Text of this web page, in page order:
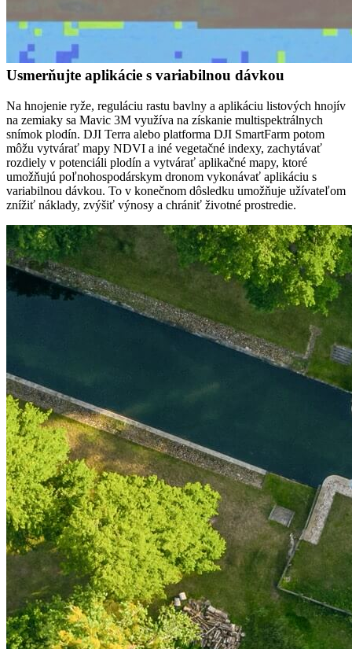
Usmerňujte aplikácie s variabilnou dávkou
Na hnojenie ryže, reguláciu rastu bavlny a aplikáciu listových hnojív
na zemiaky sa Mavic 3M využíva na získanie multispektrálnych
snímok plodín. DJI Terra alebo platforma DJI SmartFarm potom
môžu vytvárať mapy NDVI a iné vegetačné indexy, zachytávať
rozdiely v potenciáli plodín a vytvárať aplikačné mapy, ktoré
umožňujú poľnohospodárskym dronom vykonávať aplikáciu s
variabilnou dávkou. To v konečnom dôsledku umožňuje užívateľom
znížiť náklady, zvýšiť výnosy a chrániť životné prostredie.